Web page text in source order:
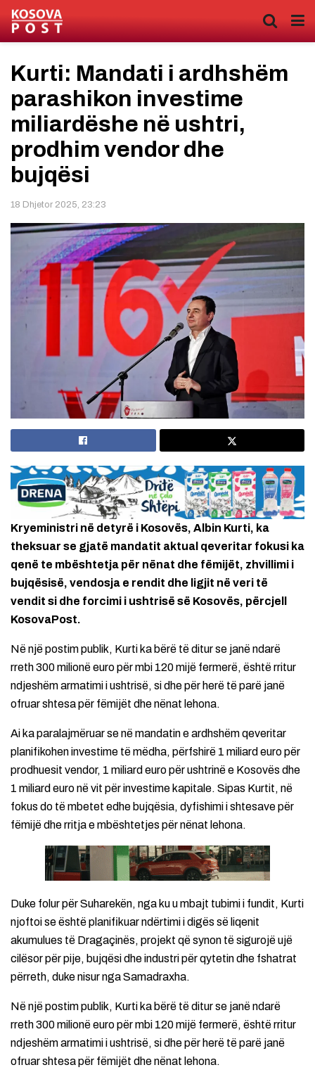
Kurti: Mandati i ardhshëm
parashikon investime
miliardëshe në ushtri,
prodhim vendor dhe
bujqësi
18 Dhjetor 2025, 23:23
Kryeministri në detyrë i Kosovës, Albin Kurti, ka
theksuar se gjatë mandatit aktual qeveritar fokusi ka
qenë te mbështetja për nënat dhe fëmijët, zhvillimi i
bujqësisë, vendosja e rendit dhe ligjit në veri të
vendit si dhe forcimi i ushtrisë së Kosovës, përcjell
KosovaPost.
Në një postim publik, Kurti ka bërë të ditur se janë ndarë
rreth 300 milionë euro për mbi 120 mijë fermerë, është rritur
ndjeshëm armatimi i ushtrisë, si dhe për herë të parë janë
ofruar shtesa për fëmijët dhe nënat lehona.
Ai ka paralajmëruar se në mandatin e ardhshëm qeveritar
planifikohen investime të mëdha, përfshirë 1 miliard euro për
prodhuesit vendor, 1 miliard euro për ushtrinë e Kosovës dhe
1 miliard euro në vit për investime kapitale. Sipas Kurtit, në
fokus do të mbetet edhe bujqësia, dyfishimi i shtesave për
fëmijë dhe rritja e mbështetjes për nënat lehona.
Duke folur për Suharekën, nga ku u mbajt tubimi i fundit, Kurti
njoftoi se është planifikuar ndërtimi i digës së liqenit
akumulues të Dragaçinës, projekt që synon të sigurojë ujë
cilësor për pije, bujqësi dhe industri për qytetin dhe fshatrat
përreth, duke nisur nga Samadraxha.
Në një postim publik, Kurti ka bërë të ditur se janë ndarë
rreth 300 milionë euro për mbi 120 mijë fermerë, është rritur
ndjeshëm armatimi i ushtrisë, si dhe për herë të parë janë
ofruar shtesa për fëmijët dhe nënat lehona.